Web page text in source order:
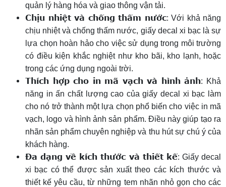
quản lý hàng hóa và giao thông vận tải.
Chịu nhiệt và chống thấm nước: Với khả năng
chịu nhiệt và chống thấm nước, giấy decal xi bạc là sự
lựa chọn hoàn hảo cho việc sử dụng trong môi trường
có điều kiện khắc nghiệt như kho bãi, kho lạnh, hoặc
trong các ứng dụng ngoài trời.
Thích hợp cho in mã vạch và hình ảnh: Khả
năng in ấn chất lượng cao của giấy decal xi bạc làm
cho nó trở thành một lựa chọn phổ biến cho việc in mã
vạch, logo và hình ảnh sản phẩm. Điều này giúp tạo ra
nhãn sản phẩm chuyên nghiệp và thu hút sự chú ý của
khách hàng.
Đa dạng về kích thước và thiết kế: Giấy decal
xi bạc có thể được sản xuất theo các kích thước và
thiết kế yêu cầu, từ những tem nhãn nhỏ gọn cho các